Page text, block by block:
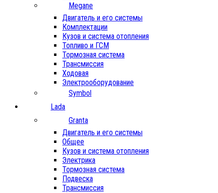
Megane
Двигатель и его системы
Комплектации
Кузов и система отопления
Топливо и ГСМ
Тормозная система
Трансмиссия
Ходовая
Электрооборудование
Symbol
Lada
Granta
Двигатель и его системы
Общее
Кузов и система отопления
Электрика
Тормозная система
Подвеска
Трансмиссия